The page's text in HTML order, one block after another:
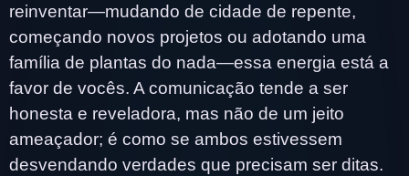
reinventar—mudando de cidade de repente,
começando novos projetos ou adotando uma
família de plantas do nada—essa energia está a
favor de vocês. A comunicação tende a ser
honesta e reveladora, mas não de um jeito
ameaçador; é como se ambos estivessem
desvendando verdades que precisam ser ditas.